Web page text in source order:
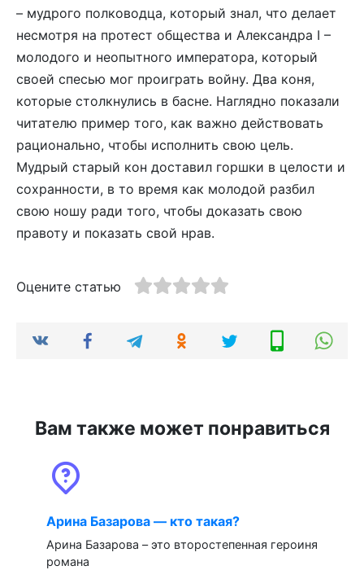
– мудрого полководца, который знал, что делает
несмотря на протест общества и Александра I –
молодого и неопытного императора, который
своей спесью мог проиграть войну. Два коня,
которые столкнулись в басне. Наглядно показали
читателю пример того, как важно действовать
рационально, чтобы исполнить свою цель.
Мудрый старый кон доставил горшки в целости и
сохранности, в то время как молодой разбил
свою ношу ради того, чтобы доказать свою
правоту и показать свой нрав.
Оцените статью
Вам также может понравиться
Арина Базарова — кто такая?
Арина Базарова – это второстепенная героиня
романа